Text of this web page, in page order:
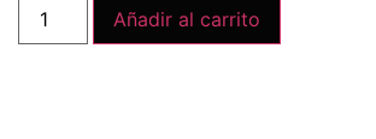
Añadir al carrito